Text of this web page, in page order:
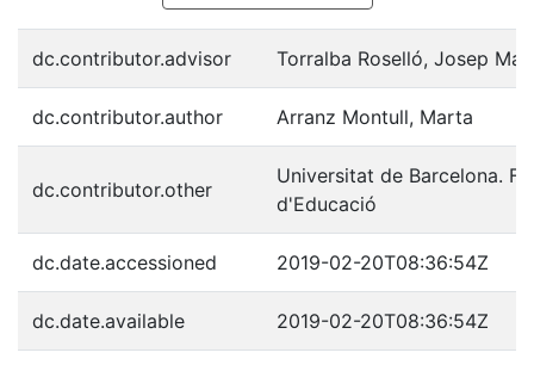
dc.contributor.advisor Torralba Roselló, Josep
dc.contributor.author Arranz Montull, Marta
dc.contributor.other
Universitat de Barcelona.
d'Educació
dc.date.accessioned 2019-02-20T08:36:54Z
dc.date.available 2019-02-20T08:36:54Z